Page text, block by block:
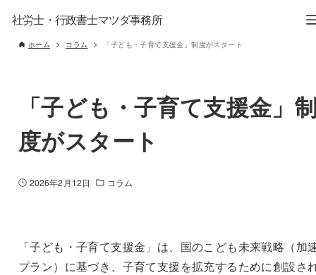
社労士・行政書士マツダ事務所
ホーム コラム 「子ども・子育て支援金」制度がスタート
「子ども・子育て支援金」
度がスタート
2026年2月12日 コラム
「子ども・子育て支援金」は、国のこども未来戦略（加
プラン）に基づき、子育て支援を拡充するために創設さ